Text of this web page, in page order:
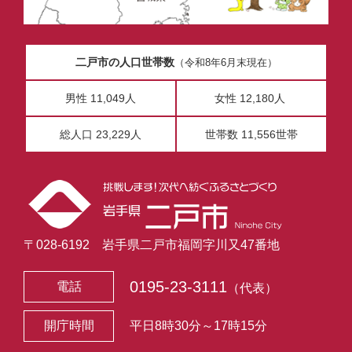
二戸市の人口世帯数（令和8年6月末現在）
男性 11,049人 女性 12,180人
総人口 23,229人 世帯数 11,556世帯
〒028-6192 岩手県二戸市福岡字川又47番地
電話 0195-23-3111 （代表）
開庁時間 平日8時30分～17時15分